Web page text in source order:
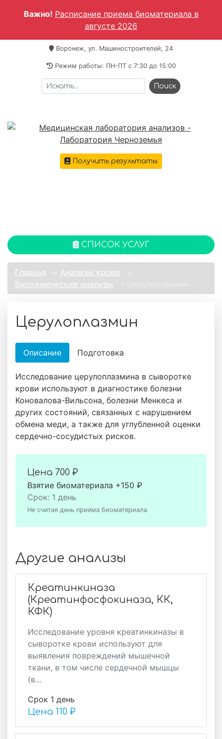
Важно! Расписание приема биоматериала в
августе 2026
Воронеж, ул. Машиностроителей, 24
Режим работы: ПН-ПТ c 7:30 до 15:00
Получить результаты
СПИСОК УСЛУГ
Главная Анализы крови
Биохимические анализы
Церулоплазмин
Описание Подготовка
Исследование церулоплазмина в сыворотке
крови используют в диагностике болезни
Коновалова-Вильсона, болезни Менкеса и
других состояний, связанных с нарушением
обмена меди, а также для углубленной оценки
сердечно-сосудистых рисков.
Цена 700 ₽
Взятие биоматериала +150 ₽
Срок: 1 день
Не считая день приема биоматериала
Другие анализы
Креатинкиназа
(Креатинфосфокиназа, КК,
КФК)
Исследование уровня креатинкиназы в
сыворотке крови используют для
выявления повреждений мышечной
ткани, в том числе сердечной мышцы
(в...
Срок 1 день
Цена 110 ₽